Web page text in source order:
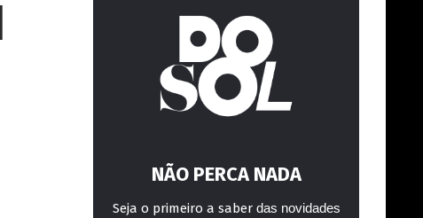
NÃO PERCA NADA
Seja o primeiro a saberdas novidades